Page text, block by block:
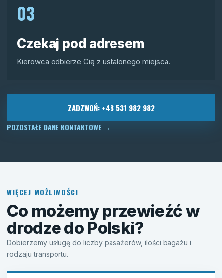
03
Czekaj pod adresem
Kierowca odbierze Cię z ustalonego miejsca.
ZADZWOŃ: +48 531 982 982
POZOSTAŁE DANE KONTAKTOWE →
WIĘCEJ MOŻLIWOŚCI
Co możemy przewieźć w
drodze do Polski?
Dobierzemy usługę do liczby pasażerów, ilości bagażu i
rodzaju transportu.